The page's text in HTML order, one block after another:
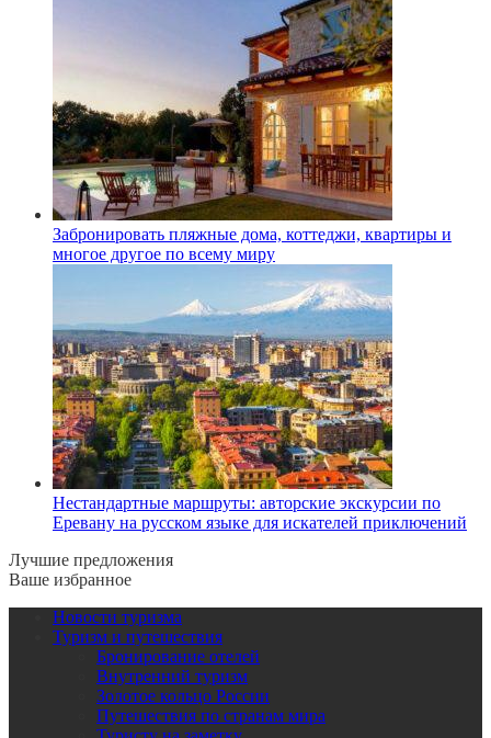
Забронировать пляжные дома, коттеджи, квартиры и
многое другое по всему миру
Нестандартные маршруты: авторские экскурсии по
Еревану на русском языке для искателей приключений
Лучшие предложения
Ваше избранное
Новости туризма
Туризм и путешествия
Бронирование отелей
Внутренний туризм
Золотое кольцо России
Путешествия по странам мира